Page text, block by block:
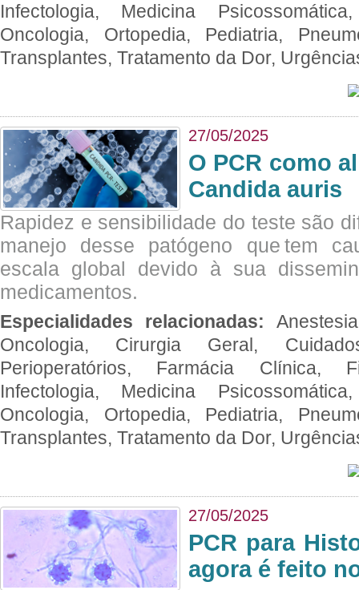
Infectologia, Medicina
Oncologia, Ortopedia, Pediatria,
Transplantes, Tratamento da Dor,
27/05/2025
O PCR como
Candida auris
Rapidez e sensibilidade do teste são
manejo desse patógeno que tem
escala global devido à sua
medicamentos.
Especialidades relacionadas:
Oncologia, Cirurgia Geral,
Perioperatórios, Farmácia Clínica,
Infectologia, Medicina
Oncologia, Ortopedia, Pediatria,
Transplantes, Tratamento da Dor,
27/05/2025
PCR para
agora é feito